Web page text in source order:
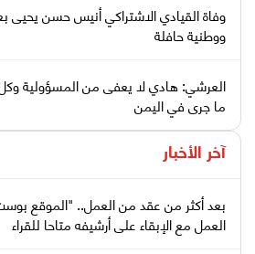
وفاة القيادي الاشتراكي أنيس حسن يحيى
ووطنية حافلة
العرشي: هادي لا يعفى من المسؤولية
ما جرى في اليمن
آخر الأخبار
بعد أكثر من عقد من العمل.. "الموقع
العمل مع الإبقاء على أرشيفه متاحا للقراء